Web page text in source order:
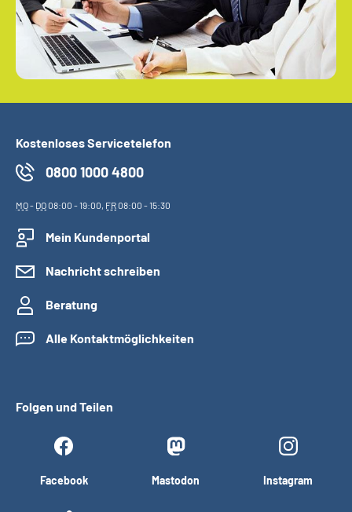
Kostenloses Servicetelefon
0800 1000 4800
MO- DO08:00 - 19:00, FR08:00 - 15:30
Mein Kundenportal
Nachricht schreiben
Beratung
Alle Kontaktmöglichkeiten
Folgen und Teilen
Facebook Mastodon Instagram